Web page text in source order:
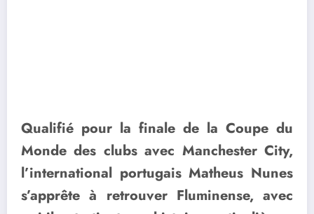
Qualifié pour la finale de la Coupe du
Monde des clubs avec Manchester City,
l’international portugais Matheus Nunes
s’apprête à retrouver Fluminense, avec